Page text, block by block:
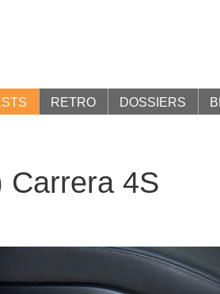
RETRO DOSSIERS
Carrera 4S